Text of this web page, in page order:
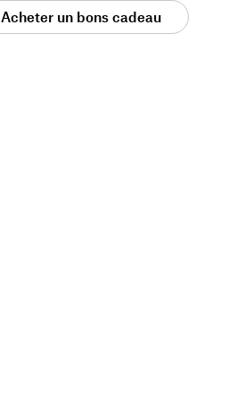
Acheter un bons cadeau